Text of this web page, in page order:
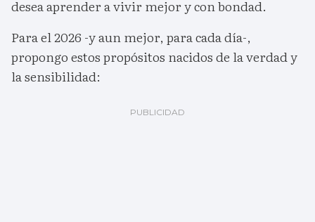
desea aprender a vivir mejor y con bondad.
Para el 2026 -y aun mejor, para cada día-,
propongo estos propósitos nacidos de la verdad y
la sensibilidad: